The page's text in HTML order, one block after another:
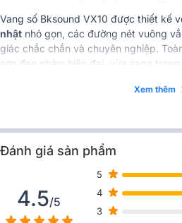
Vang số Bksound VX10 được thiết kế
nhật nhỏ gọn, các đường nét vuông
giác chắc chắn và chuyên nghiệp.
sơn đen nhám hiện đại, vừa sang
Phần mặt trước của VX10 được bố trí
Xem thêm
Đánh giá sản phẩm
4.5/5
5
4
3